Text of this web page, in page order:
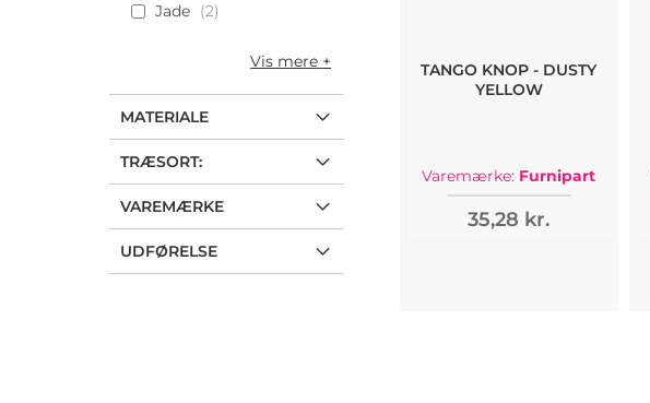
TANGO KNOP - DUSTY
YELLOW
Varemærke: Furnipart
35,28 kr.
Jade
2
Vis mere
MATERIALE
TRÆSORT:
VAREMÆRKE
UDFØRELSE